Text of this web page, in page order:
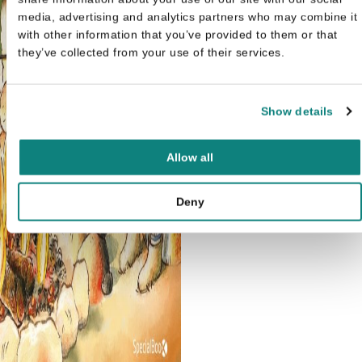
media, advertising and analytics partners who may combine it
with other information that you’ve provided to them or that
they’ve collected from your use of their services.
Show details
Allow all
Deny
Neville Astley
Ik leer lezen! - AVI Start-
Pig, Met de boot €9,99